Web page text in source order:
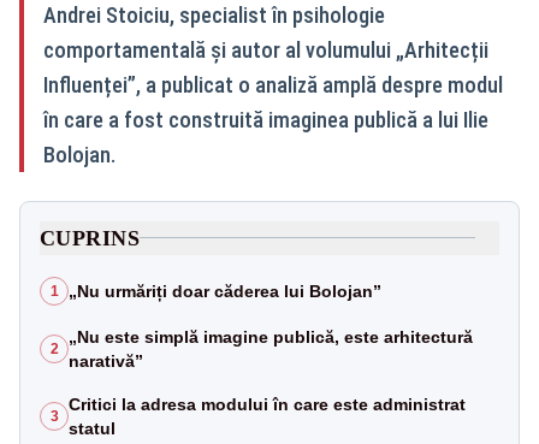
Andrei Stoiciu, specialist în psihologie
comportamentală și autor al volumului „Arhitecții
Influenței”, a publicat o analiză amplă despre modul
în care a fost construită imaginea publică a lui Ilie
Bolojan.
CUPRINS
1 „Nu urmăriți doar căderea lui Bolojan”
2
„Nu este simplă imagine publică, este arhitectură
narativă”
3
Critici la adresa modului în care este administrat
statul